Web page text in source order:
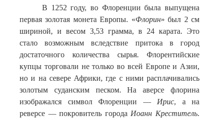
В 1252 году, во Флоренции была выпущена
первая золотая монета Европы. «Флорин» был 2 см
шириной, и весом 3,53 грамма, в 24 карата. Это
стало возможным вследствие притока в город
достаточного количества сырья. Флорентийские
купцы торговали не только во всей Европе и Азии,
но и на севере Африки, где с ними расплачивались
золотым суданским песком. На аверсе флорина
изображался символ Флоренции — Ирис, а на
реверсе — покровитель города Иоанн Креститель.